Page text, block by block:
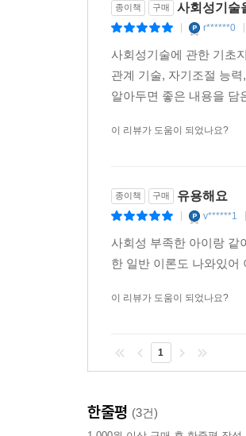
종이책 구매 사회성기술
r******0
사회성기술에 관한 기초
관계 기술, 자기조절 능
알아두면 좋은 내용을 담
이 리뷰가 도움이 되었나요?
종이책 구매 유용해요
v******1
사회성 부족한 아이랑 같
한 일반 이론도 나와있
이 리뷰가 도움이 되었나요?
1
한줄평 (3건)